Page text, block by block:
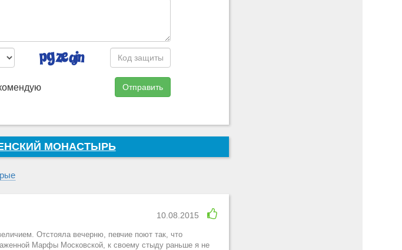
Отправить
МОНАСТЫРЬ
10.08.2015
Отстояла вечерню, певчие поют так, что
Марфы Московской, к своему стыду раньше я не